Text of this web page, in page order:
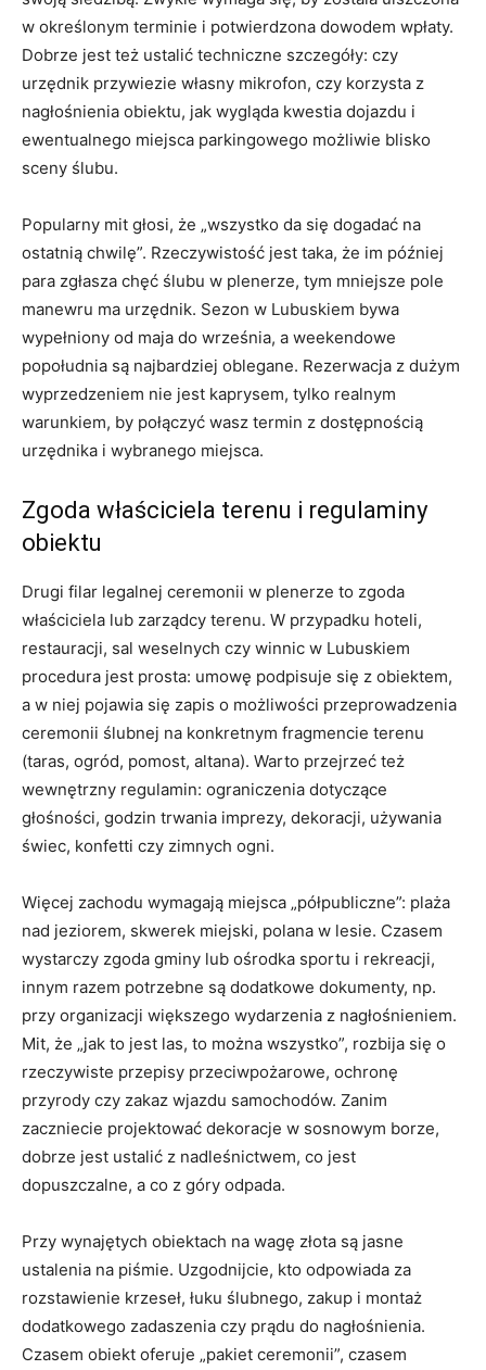
w określonym terminie i potwierdzona dowodem wpłaty.
Dobrze jest też ustalić techniczne szczegóły: czy
urzędnik przywiezie własny mikrofon, czy korzysta z
nagłośnienia obiektu, jak wygląda kwestia dojazdu i
ewentualnego miejsca parkingowego możliwie blisko
sceny ślubu.
Popularny mit głosi, że „wszystko da się dogadać na
ostatnią chwilę”. Rzeczywistość jest taka, że im później
para zgłasza chęć ślubu w plenerze, tym mniejsze pole
manewru ma urzędnik. Sezon w Lubuskiem bywa
wypełniony od maja do września, a weekendowe
popołudnia są najbardziej oblegane. Rezerwacja z dużym
wyprzedzeniem nie jest kaprysem, tylko realnym
warunkiem, by połączyć wasz termin z dostępnością
urzędnika i wybranego miejsca.
Zgoda właściciela terenu i regulaminy
obiektu
Drugi filar legalnej ceremonii w plenerze to zgoda
właściciela lub zarządcy terenu. W przypadku hoteli,
restauracji, sal weselnych czy winnic w Lubuskiem
procedura jest prosta: umowę podpisuje się z obiektem,
a w niej pojawia się zapis o możliwości przeprowadzenia
ceremonii ślubnej na konkretnym fragmencie terenu
(taras, ogród, pomost, altana). Warto przejrzeć też
wewnętrzny regulamin: ograniczenia dotyczące
głośności, godzin trwania imprezy, dekoracji, używania
świec, konfetti czy zimnych ogni.
Więcej zachodu wymagają miejsca „półpubliczne”: plaża
nad jeziorem, skwerek miejski, polana w lesie. Czasem
wystarczy zgoda gminy lub ośrodka sportu i rekreacji,
innym razem potrzebne są dodatkowe dokumenty, np.
przy organizacji większego wydarzenia z nagłośnieniem.
Mit, że „jak to jest las, to można wszystko”, rozbija się o
rzeczywiste przepisy przeciwpożarowe, ochronę
przyrody czy zakaz wjazdu samochodów. Zanim
zaczniecie projektować dekoracje w sosnowym borze,
dobrze jest ustalić z nadleśnictwem, co jest
dopuszczalne, a co z góry odpada.
Przy wynajętych obiektach na wagę złota są jasne
ustalenia na piśmie. Uzgodnijcie, kto odpowiada za
rozstawienie krzeseł, łuku ślubnego, zakup i montaż
dodatkowego zadaszenia czy prądu do nagłośnienia.
Czasem obiekt oferuje „pakiet ceremonii”, czasem